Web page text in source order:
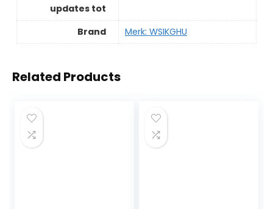
updates tot
Brand Merk: WSIKGHU
Related Products